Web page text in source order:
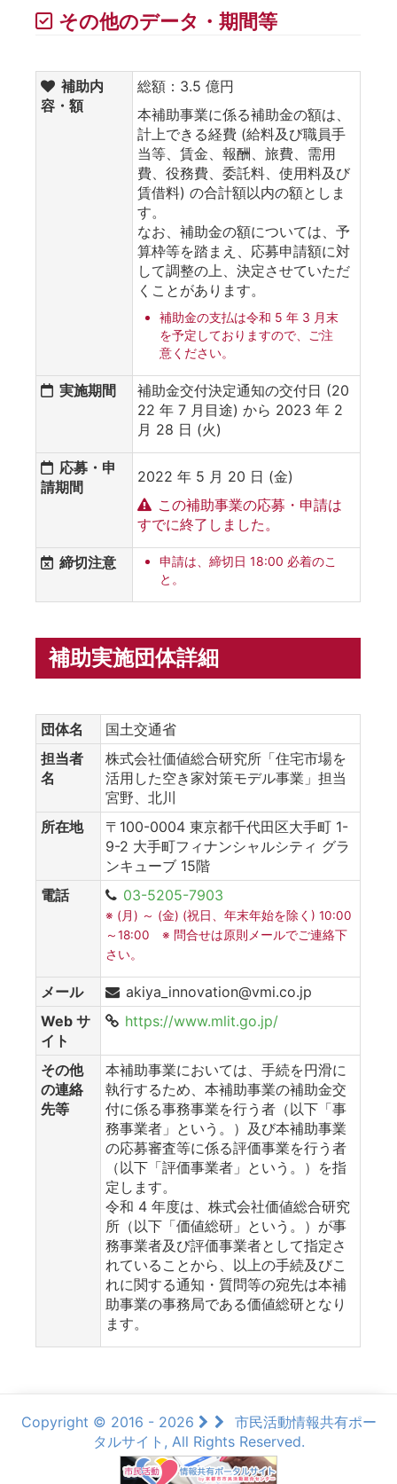
その他のデータ・期間等
補助内
容・額
総額：3.5 億円
本補助事業に係る補助金の額は、
計上できる経費 (給料及び職員手
当等、賃金、報酬、旅費、需用
費、役務費、委託料、使用料及び
賃借料) の合計額以内の額としま
す。
なお、補助金の額については、予
算枠等を踏まえ、応募申請額に対
して調整の上、決定させていただ
くことがあります。
補助金の支払は令和 5 年 3 月末
を予定しておりますので、ご注
意ください。
実施期間
補助金交付決定通知の交付日 (20
22 年 7 月目途) から 2023 年 2
月 28 日 (火)
応募・申
請期間
2022 年 5 月 20 日 (金)
この補助事業の応募・申請は
すでに終了しました。
締切注意
申請は、締切日 18:00 必着のこ
と。
補助実施団体詳細
団体名
国土交通省
担当者
名
株式会社価値総合研究所「住宅市場を
活用した空き家対策モデル事業」担当
宮野、北川
所在地
〒100-0004 東京都千代田区大手町 1-
9-2 大手町フィナンシャルシティ グラ
ンキューブ 15階
電話
03-5205-7903
※ (月) ～ (金) (祝日、年末年始を除く) 10:00
～18:00 ※ 問合せは原則メールでご連絡下
さい。
メール
akiya_innovation@vmi.co.jp
Web サ
イト
https://www.mlit.go.jp/
その他
の連絡
先等
本補助事業においては、手続を円滑に
執行するため、本補助事業の補助金交
付に係る事務事業を行う者（以下「事
務事業者」という。）及び本補助事業
の応募審査等に係る評価事業を行う者
（以下「評価事業者」という。）を指
定します。
令和 4 年度は、株式会社価値総合研究
所（以下「価値総研」という。）が事
務事業者及び評価事業者として指定さ
れていることから、以上の手続及びこ
れに関する通知・質問等の宛先は本補
助事業の事務局である価値総研となり
ます。
Copyright © 2016 - 2026
市民活動情報共有ポー
タルサイト, All Rights Reserved.